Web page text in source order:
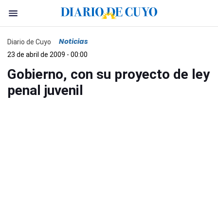
Diario de Cuyo Noticias
23 de abril de 2009 - 00:00
Gobierno, con su proyecto de ley
penal juvenil